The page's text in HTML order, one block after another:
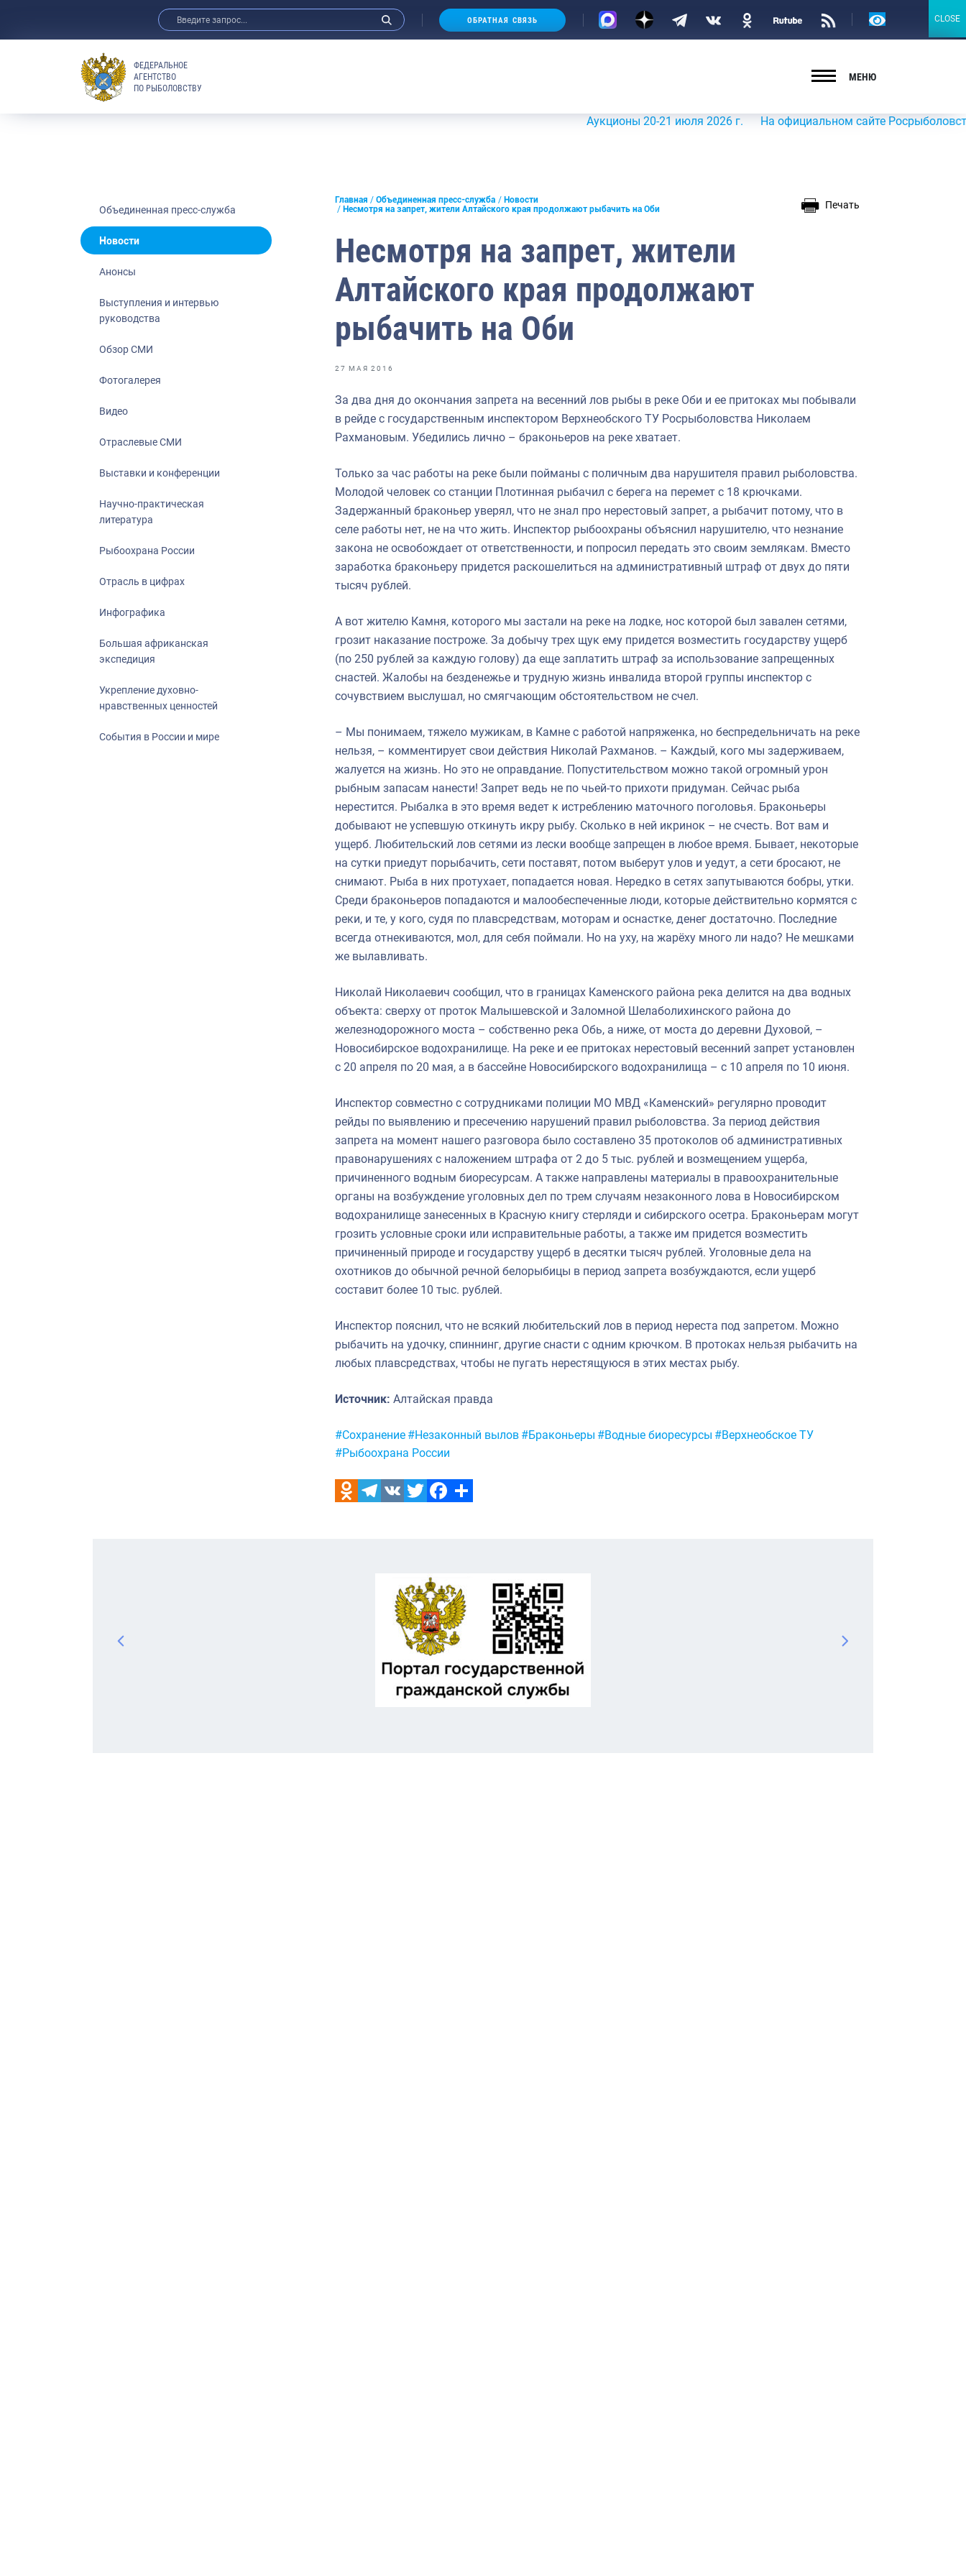
Анонсы
Отраслевые СМИ
Выставки и конференции
Научно-практическая литература
Рыбоохрана России
Отрасль в цифрах
Большая африканская экспедиция
ОБРАТНАЯ СВЯЗЬ
Версия
ФЕДЕРАЛЬНОЕ
АГЕНТСТВО
ПО РЫБОЛОВСТВУ
МЕНЮ
Аукционы 20-21 июля 2026 г. На официальном сайте Росрыболовства в
Объединенная пресс-служба
Новости
Анонсы
Выступления и интервью
руководства
Обзор СМИ
Фотогалерея
Видео
Отраслевые СМИ
Выставки и конференции
Научно-практическая
литература
Рыбоохрана России
Отрасль в цифрах
Инфографика
Большая африканская
экспедиция
Укрепление духовно-
нравственных ценностей
События в России и мире
Главная Объединенная пресс-служба
Новости
Несмотря на запрет, жители Алтайского края продолжают рыбачить на Оби
Печать
Несмотря на запрет, жители
Алтайского края продолжают
рыбачить на Оби
27 МАЯ 2016
За два дня до окончания запрета на весенний лов рыбы в реке Оби и ее притоках мы побывали
в рейде с государственным инспектором Верхнеобского ТУ Росрыболовства Николаем
Рахмановым. Убедились лично – браконьеров на реке хватает.
Только за час работы на реке были пойманы с поличным два нарушителя правил рыболовства.
Молодой человек со станции Плотинная рыбачил с берега на перемет с 18 крючками.
Задержанный браконьер уверял, что не знал про нерестовый запрет, а рыбачит потому, что в
селе работы нет, не на что жить. Инспектор рыбоохраны объяснил нарушителю, что незнание
закона не освобождает от ответственности, и попросил передать это своим землякам. Вместо
заработка браконьеру придется раскошелиться на административный штраф от двух до пяти
тысяч рублей.
А вот жителю Камня, которого мы застали на реке на лодке, нос которой был завален сетями,
грозит наказание построже. За добычу трех щук ему придется возместить государству ущерб
(по 250 рублей за каждую голову) да еще заплатить штраф за использование запрещенных
снастей. Жалобы на безденежье и трудную жизнь инвалида второй группы инспектор с
сочувствием выслушал, но смягчающим обстоятельством не счел.
– Мы понимаем, тяжело мужикам, в Камне с работой напряженка, но беспредельничать на реке
нельзя, – комментирует свои действия Николай Рахманов. – Каждый, кого мы задерживаем,
жалуется на жизнь. Но это не оправдание. Попустительством можно такой огромный урон
рыбным запасам нанести! Запрет ведь не по чьей-то прихоти придуман. Сейчас рыба
нерестится. Рыбалка в это время ведет к истреблению маточного поголовья. Браконьеры
добывают не успевшую откинуть икру рыбу. Сколько в ней икринок – не счесть. Вот вам и
ущерб. Любительский лов сетями из лески вообще запрещен в любое время. Бывает, некоторые
на сутки приедут порыбачить, сети поставят, потом выберут улов и уедут, а сети бросают, не
снимают. Рыба в них протухает, попадается новая. Нередко в сетях запутываются бобры, утки.
Среди браконьеров попадаются и малообеспеченные люди, которые действительно кормятся с
реки, и те, у кого, судя по плавсредствам, моторам и оснастке, денег достаточно. Последние
всегда отнекиваются, мол, для себя поймали. Но на уху, на жарёху много ли надо? Не мешками
же вылавливать.
Николай Николаевич сообщил, что в границах Каменского района река делится на два водных
объекта: сверху от проток Малышевской и Заломной Шелаболихинского района до
железнодорожного моста – собственно река Обь, а ниже, от моста до деревни Духовой, –
Новосибирское водохранилище. На реке и ее притоках нерестовый весенний запрет установлен
с 20 апреля по 20 мая, а в бассейне Новосибирского водохранилища – с 10 апреля по 10 июня.
Инспектор совместно с сотрудниками полиции МО МВД «Каменский» регулярно проводит
рейды по выявлению и пресечению нарушений правил рыболовства. За период действия
запрета на момент нашего разговора было составлено 35 протоколов об административных
правонарушениях с наложением штрафа от 2 до 5 тыс. рублей и возмещением ущерба,
причиненного водным биоресурсам. А также направлены материалы в правоохранительные
органы на возбуждение уголовных дел по трем случаям незаконного лова в Новосибирском
водохранилище занесенных в Красную книгу стерляди и сибирского осетра. Браконьерам могут
грозить условные сроки или исправительные работы, а также им придется возместить
причиненный природе и государству ущерб в десятки тысяч рублей. Уголовные дела на
охотников до обычной речной белорыбицы в период запрета возбуждаются, если ущерб
составит более 10 тыс. рублей.
Инспектор пояснил, что не всякий любительский лов в период нереста под запретом. Можно
рыбачить на удочку, спиннинг, другие снасти с одним крючком. В протоках нельзя рыбачить на
любых плавсредствах, чтобы не пугать нерестящуюся в этих местах рыбу.
Источник: Алтайская правда
Метки:
#Сохранение #Незаконный вылов #Браконьеры #Водные биоресурсы #Верхнеобское ТУ
#Рыбоохрана России
CLOSE
CLOSE